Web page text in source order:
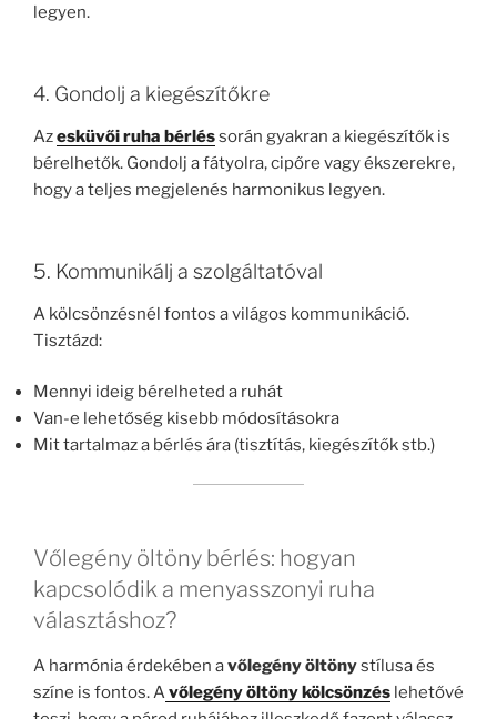
legyen.
4. Gondolj a kiegészítőkre
Azesküvői ruha bérléssorán gyakran a kiegészítők is
bérelhetők. Gondolj a fátyolra, cipőre vagy ékszerekre,
hogy a teljes megjelenés harmonikus legyen.
5. Kommunikálj a szolgáltatóval
A kölcsönzésnél fontos a világos kommunikáció.
Tisztázd:
Mennyi ideig bérelheted a ruhát
Van-e lehetőség kisebb módosításokra
Mit tartalmaz a bérlés ára (tisztítás, kiegészítők stb.)
Vőlegény öltöny bérlés: hogyan
kapcsolódik a menyasszonyi ruha
választáshoz?
A harmónia érdekében avőlegény öltönystílusa és
színe is fontos. Avőlegény öltöny kölcsönzés lehetővé